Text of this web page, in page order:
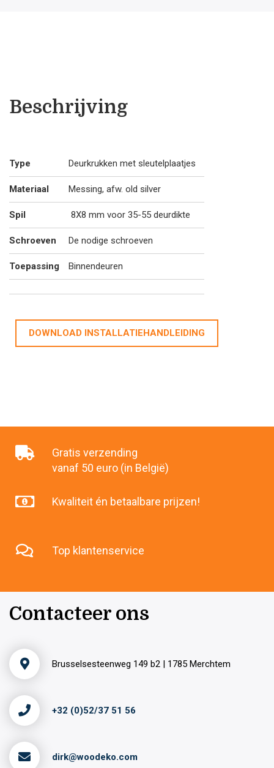
Beschrijving
Type Deurkrukken met sleutelplaatjes
Materiaal Messing, afw. old silver
Spil 8X8 mm voor 35-55 deurdikte
Schroeven De nodige schroeven
Toepassing Binnendeuren
DOWNLOAD INSTALLATIEHANDLEIDING
Gratis verzending
vanaf 50 euro (in België)
Kwaliteit én betaalbare prijzen!
Top klantenservice
Contacteer ons
Brusselsesteenweg 149 b2 | 1785 Merchtem
+32 (0)52/37 51 56
dirk@woodeko.com